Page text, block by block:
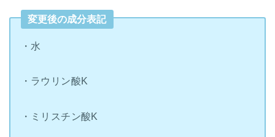
変更後の成分表記
・水
・ラウリン酸K
・ミリスチン酸K